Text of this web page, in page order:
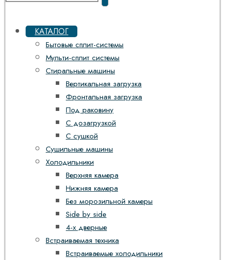
КАТАЛОГ
Бытовые сплит-системы
Мульти-сплит системы
Стиральные машины
Вертикальная загрузка
Фронтальная загрузка
Под раковину
С дозагрузкой
С сушкой
Сушильные машины
Холодильники
Верхняя камера
Нижняя камера
Без морозильной камеры
Side by side
4-х дверные
Встраиваемая техника
Встраиваемые холодильники